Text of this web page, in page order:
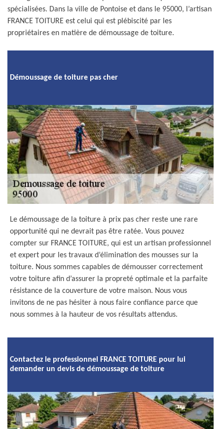
spécialisées. Dans la ville de Pontoise et dans le 95000, l’artisan
FRANCE TOITURE est celui qui est plébiscité par les
propriétaires en matière de démoussage de toiture.
Démoussage de toiture pas cher
Le démoussage de la toiture à prix pas cher reste une rare
opportunité qui ne devrait pas être ratée. Vous pouvez
compter sur FRANCE TOITURE, qui est un artisan professionnel
et expert pour les travaux d’élimination des mousses sur la
toiture. Nous sommes capables de démousser correctement
votre toiture afin d’assurer la propreté optimale et la parfaite
résistance de la couverture de votre maison. Nous vous
invitons de ne pas hésiter à nous faire confiance parce que
nous sommes à la hauteur de vos résultats attendus.
Contactez le professionnel FRANCE TOITURE pour lui
demander un devis de démoussage de toiture